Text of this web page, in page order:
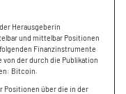
Herausgeberin
und mittelbar Positionen
Finanzinstrumente
der durch die Publikation
Bitcoin.
Positionen über die in der